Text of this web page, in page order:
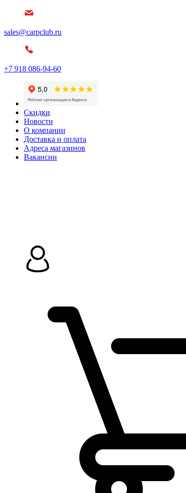
sales@carpclub.ru
+7 918 086-94-60
Скидки
Новости
О компании
Доставка и оплата
Адреса магазинов
Вакансии